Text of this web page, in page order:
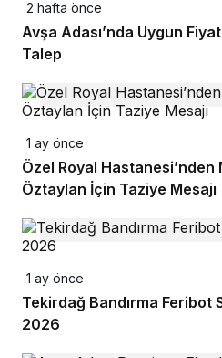
2 hafta önce
Avşa Adası’nda Uygun
Talep
1 ay önce
Özel Royal Hastanesi’nden
Öztaylan İçin Taziye Mesajı
1 ay önce
Tekirdağ Bandırma Feribot
2026